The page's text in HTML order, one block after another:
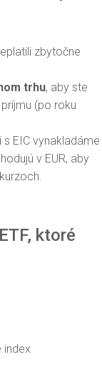
zbytočne
trhu, aby ste
(po roku
s EIC vynakladáme
v EUR, aby
ktoré
index